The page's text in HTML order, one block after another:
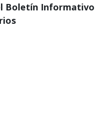
Boletín Informativo